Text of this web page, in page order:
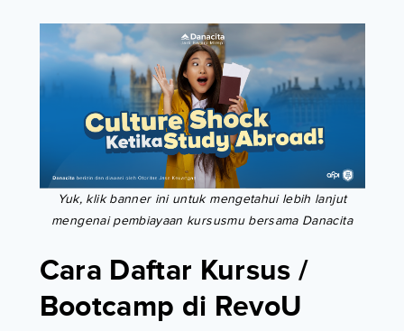
Yuk, klik banner ini untuk mengetahui lebih lanjut
mengenai pembiayaan kursusmu bersama Danacita
Cara Daftar Kursus /
Bootcamp di RevoU